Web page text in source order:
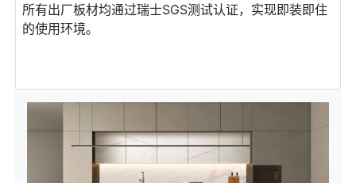
所有出⼚板材均通过瑞⼠SGS测试认证，实现即装即住
的使⽤环境。